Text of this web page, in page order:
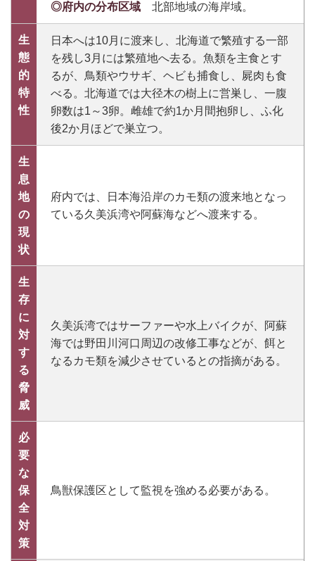
◎府内の分布区域 北部地域の海岸域。
生
態
的
特
性
日本へは10月に渡来し、北海道で繁殖する一部
を残し3月には繁殖地へ去る。魚類を主食とす
るが、鳥類やウサギ、ヘビも捕食し、屍肉も食
べる。北海道では大径木の樹上に営巣し、一腹
卵数は1～3卵。雌雄で約1か月間抱卵し、ふ化
後2か月ほどで巣立つ。
生
息
地
の
現
状
府内では、日本海沿岸のカモ類の渡来地となっ
ている久美浜湾や阿蘇海などへ渡来する。
生
存
に
対
す
る
脅
威
久美浜湾ではサーファーや水上バイクが、阿蘇
海では野田川河口周辺の改修工事などが、餌と
なるカモ類を減少させているとの指摘がある。
必
要
な
保
全
対
策
鳥獣保護区として監視を強める必要がある。